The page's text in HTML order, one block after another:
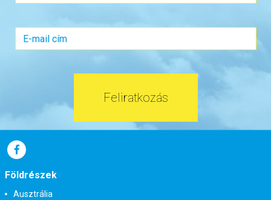
Feliratkozás
Földrészek
Ausztrália